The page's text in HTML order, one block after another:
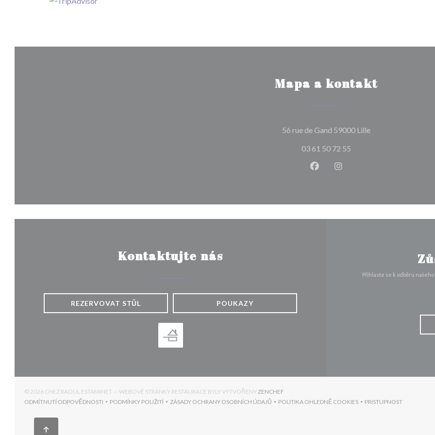
Mapa a kontakt
56 rue de Gand 59000 Lille((otevře se v novém
03 61 50 72 55
Facebook ((otevře se v novém
Instagram ((otevře se v
Kontaktujte nás
REZERVOVAT STŮL POUKAZY
Přihlaste se k odběru
© 2026 CHEZ RAOUL ESTAMINET — WEBOVÉ STRÁNKY RESTAURACE BYLY VYTVOŘENY ZENCHEF
ODMÍTNUTÍ ODPOVĚDNOSTI
((OTEVŘE SE V NOVÉM OKNĚ))
PODMÍNKY POUŽITÍ
((OTEVŘE SE V NOVÉM OKNĚ))
ZÁSADY OCHRANY OSOBNÍCH ÚDAJŮ
((OTEVŘE SE V NOVÉM OKNĚ))
POLITIKA OHLEDNĚ COOKIES
((OTEVŘE SE V NOVÉM OKNĚ))
PRISTUPNOST
((OTEVŘE SE V